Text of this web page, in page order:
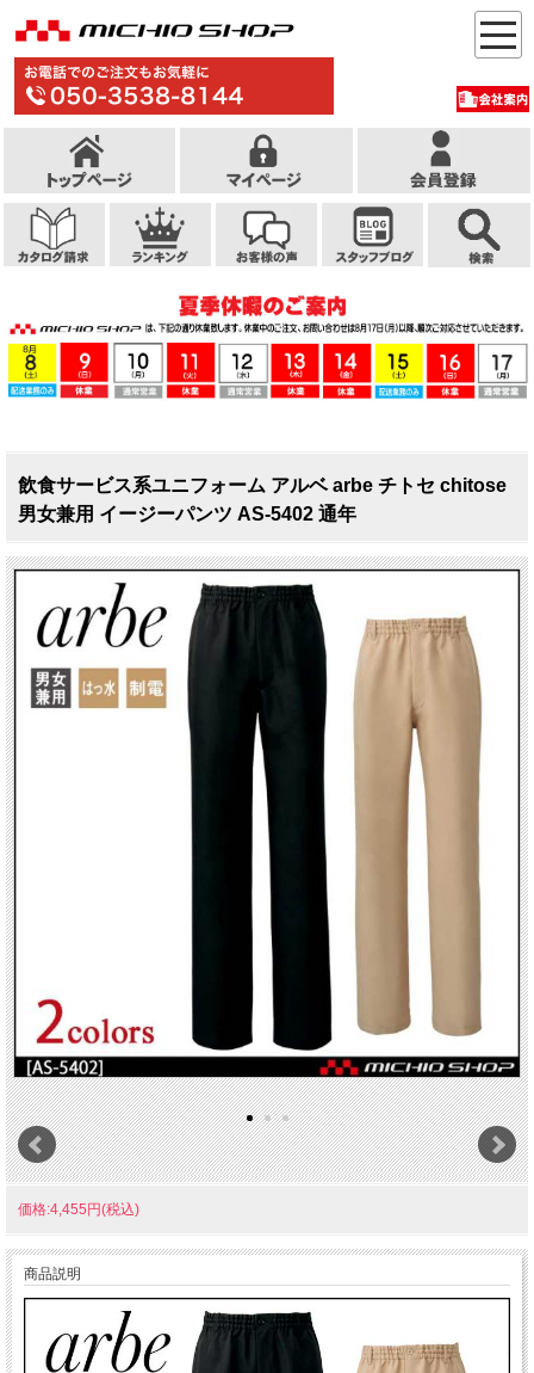
飲食サービス系ユニフォーム アルベ arbe チトセ chitose
男女兼用 イージーパンツ AS-5402 通年
価格:4,455円(税込)
商品説明